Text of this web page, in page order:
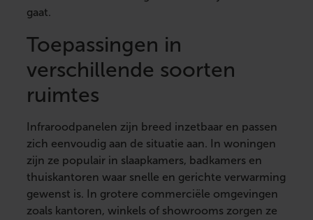
gaat.
Toepassingen in
verschillende soorten
ruimtes
Infraroodpanelen zijn breed inzetbaar en passen
zich eenvoudig aan de situatie aan. In woningen
zijn ze populair in slaapkamers, badkamers en
thuiskantoren waar snelle en gerichte verwarming
gewenst is. In grotere commerciële omgevingen
zoals kantoren, winkels of showrooms zorgen ze